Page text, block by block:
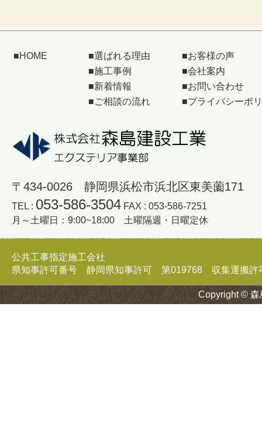
■HOME ■選ばれる理由
■施工事例
■新着情報
■ご相談の流れ
■お客様の声
■会社案内
■お問い合わせ
■プライバシーポ
〒434-0026 静岡県浜松市浜北区東美薗171
TEL : 053-586-3504 FAX : 053-586-7251
月～土曜日：9:00~18:00 土曜隔週・日曜定休
公共工事指定施工会社
県知事許可番号 静岡県知事許可 第019768 収集運搬
Copyright © 森